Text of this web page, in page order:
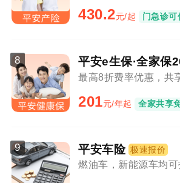
430.2元/起 门急诊可
8 平安e生保·全家保
最高8折费率优惠，共
201元/年起 全家共享
9 平安车险 极速报价
燃油车，新能源车均可